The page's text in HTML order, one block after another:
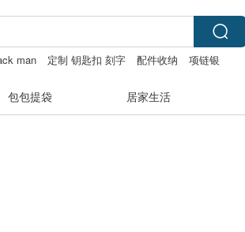
man 定制 钥匙扣 刻字 配件收纳 项链银
包包提袋 居家生活